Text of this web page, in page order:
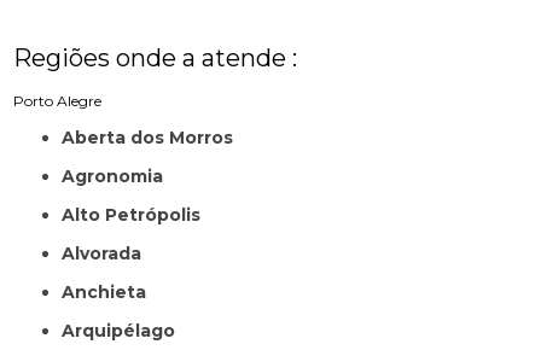
Regiões onde a atende :
Porto Alegre
Aberta dos Morros
Agronomia
Alto Petrópolis
Alvorada
Anchieta
Arquipélago